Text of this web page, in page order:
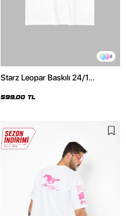
8
Starz Leopar Baskılı 24/1
599,00 TL